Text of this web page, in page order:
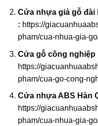
Cửa nhựa giả gỗ đài
: https://
pham/cua-nhua-gia-
Cửa gỗ công nghiệp
https://
pham/cua-go-cong-
Cửa nhựa ABS Hàn
https://
pham/cua-nhua-gia-